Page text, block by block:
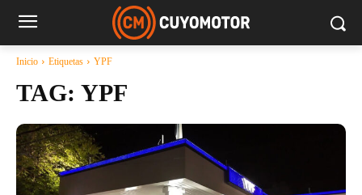
Inicio Etiquetas YPF
TAG: YPF